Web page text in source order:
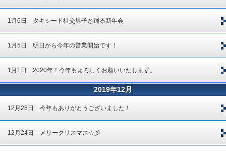
1月6日 タキシード社交男子と踊る新年会
1月5日 明日から今年の営業開始です！
1月1日 2020年！今年もよろしくお願いいたします。
2019年12月
12月28日 今年もありがとうございました！
12月24日 メリークリスマス☆彡